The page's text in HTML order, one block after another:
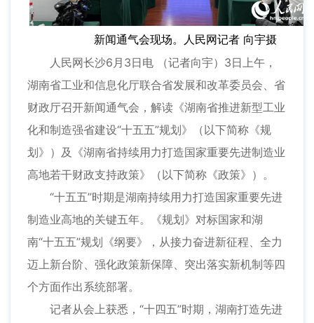
新闻通气会现场。人民网记者 向宇摄
人民网长沙6月3日电 （记者向宇）3日上午，
湖南省工业和信息化厅联合省发展和改革委员会、省
财政厅召开新闻通气会，解读《湖南省推进新型工业
化和制造强省建设“十五五”规划》（以下简称《规
划》）及《湖南省持续用力打造国家重要先进制造业
高地若干财政支持政策》（以下简称《政策》）。
“十五五”时期是湖南持续用力打造国家重要先进
制造业高地的关键五年。《规划》对标国家和湖
南“十五五”规划《纲要》，从接力奋进新征程、全力
迈上新台阶、强化政策新保障、突出落实新机制等四
个方面作出系统部署。
记者从会上获悉，“十四五”时期，湖南打造先进